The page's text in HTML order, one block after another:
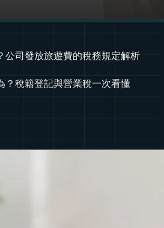
公司發放旅遊費的稅務規定解析
？稅籍登記與營業稅一次看懂